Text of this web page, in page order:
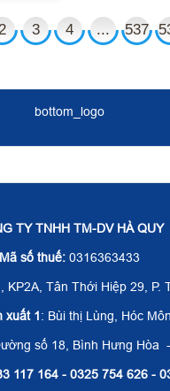
2 3 4 ... 537
bottom_logo
TY TNHH TM-DV HÀ QUY
Mã số thuế:0316363433
KP2A, Tân Thới Hiệp 29, P.
xuất 1: Bùi thị Lùng, Hóc
số 18, Bình Hưng Hòa
117 164 - 0325 754 626 -